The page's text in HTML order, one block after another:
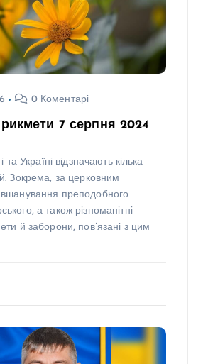
0 Коментарі
7 серпня 2024
та Україні відзначають кілька
Зокрема, за церковним
преподобного
а також різноманітні
й заборони, пов’язані з цим